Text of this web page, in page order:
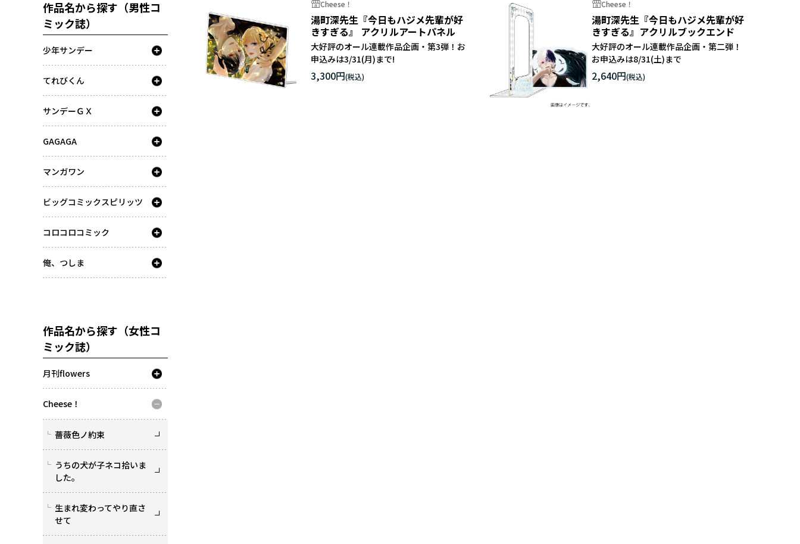
作品名から探す（男性コ
ミック誌）
少年サンデー
てれびくん
サンデーＧＸ
GAGAGA
マンガワン
ビッグコミックスピリッツ
コロコロコミック
俺、つしま
作品名から探す（女性コ
ミック誌）
月刊flowers
Cheese！
薔薇色ノ約束
うちの犬が子ネコ拾いま
した。
生まれ変わってやり直さ
せて
Cheese！
湯町深先生『今日もハジメ先輩が好
きすぎる』 アクリルアートパネル
大好評のオール連載作品企画・第3弾！お
申込みは3/31(月)まで!
3,300円
Cheese！
湯町深先生『今日もハジメ先輩が好
きすぎる』アクリルブックエンド
大好評のオール連載作品企画・第二弾！
お申込みは8/31(土)まで
2,640円